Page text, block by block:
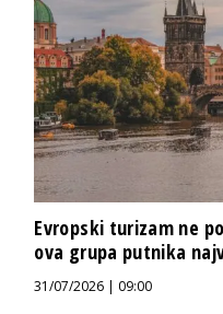
Evropski turizam ne
ova grupa putnika
31/07/2026 | 09:00